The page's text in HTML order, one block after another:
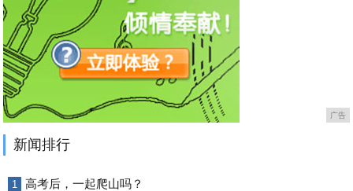
广告
新闻排行
1 高考后，一起爬山吗？